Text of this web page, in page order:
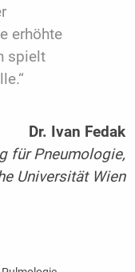
erhöhte
spielt
Dr. Ivan Fedak
für Pneumologie,
Universität Wien